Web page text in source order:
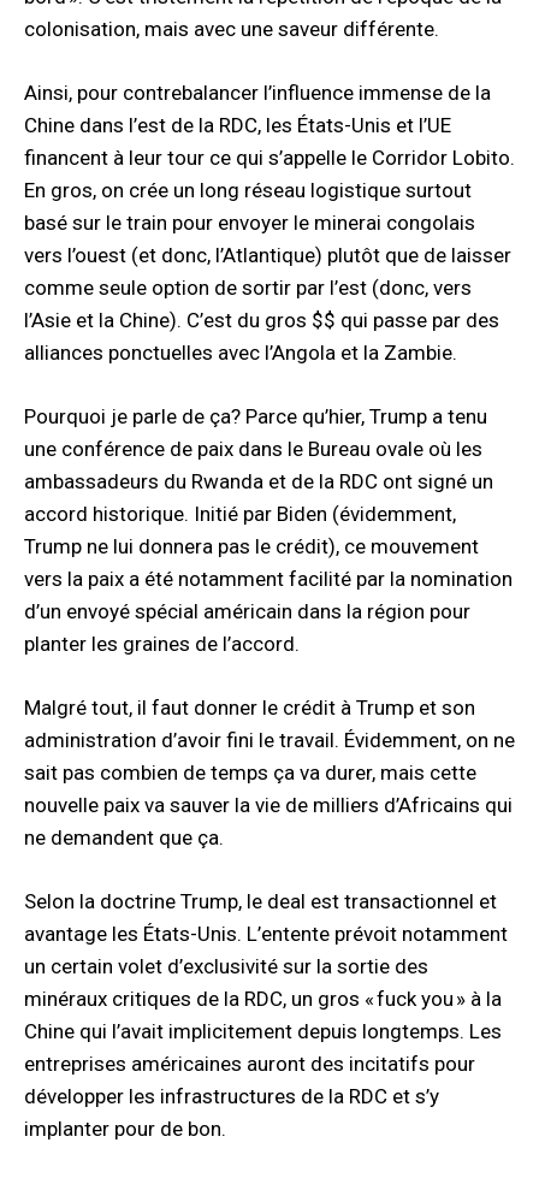
colonisation, mais avec une saveur différente.
Ainsi, pour contrebalancer l’influence immense de la
Chine dans l’est de la RDC, les États-Unis et l’UE
financent à leur tour ce qui s’appelle le Corridor Lobito.
En gros, on crée un long réseau logistique surtout
basé sur le train pour envoyer le minerai congolais
vers l’ouest (et donc, l’Atlantique) plutôt que de laisser
comme seule option de sortir par l’est (donc, vers
l’Asie et la Chine). C’est du gros $$ qui passe par des
alliances ponctuelles avec l’Angola et la Zambie.
Pourquoi je parle de ça? Parce qu’hier, Trump a tenu
une conférence de paix dans le Bureau ovale où les
ambassadeurs du Rwanda et de la RDC ont signé un
accord historique. Initié par Biden (évidemment,
Trump ne lui donnera pas le crédit), ce mouvement
vers la paix a été notamment facilité par la nomination
d’un envoyé spécial américain dans la région pour
planter les graines de l’accord.
Malgré tout, il faut donner le crédit à Trump et son
administration d’avoir fini le travail. Évidemment, on ne
sait pas combien de temps ça va durer, mais cette
nouvelle paix va sauver la vie de milliers d’Africains qui
ne demandent que ça.
Selon la doctrine Trump, le deal est transactionnel et
avantage les États-Unis. L’entente prévoit notamment
un certain volet d’exclusivité sur la sortie des
minéraux critiques de la RDC, un gros « fuck you » à la
Chine qui l’avait implicitement depuis longtemps. Les
entreprises américaines auront des incitatifs pour
développer les infrastructures de la RDC et s’y
implanter pour de bon.